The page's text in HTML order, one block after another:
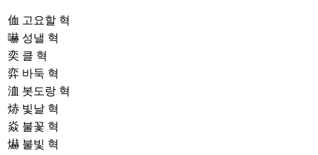
侐 고요할 혁
嚇 성낼 혁
奕 클 혁
弈 바둑 혁
洫 봇도랑 혁
焃 빛날 혁
焱 불꽃 혁
爀 불빛 혁